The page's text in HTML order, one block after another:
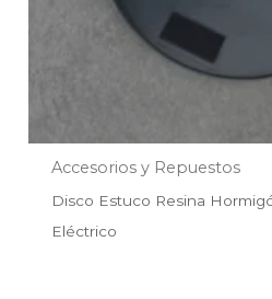
Accesorios y Repuestos
Disco Estuco Resina
Eléctrico